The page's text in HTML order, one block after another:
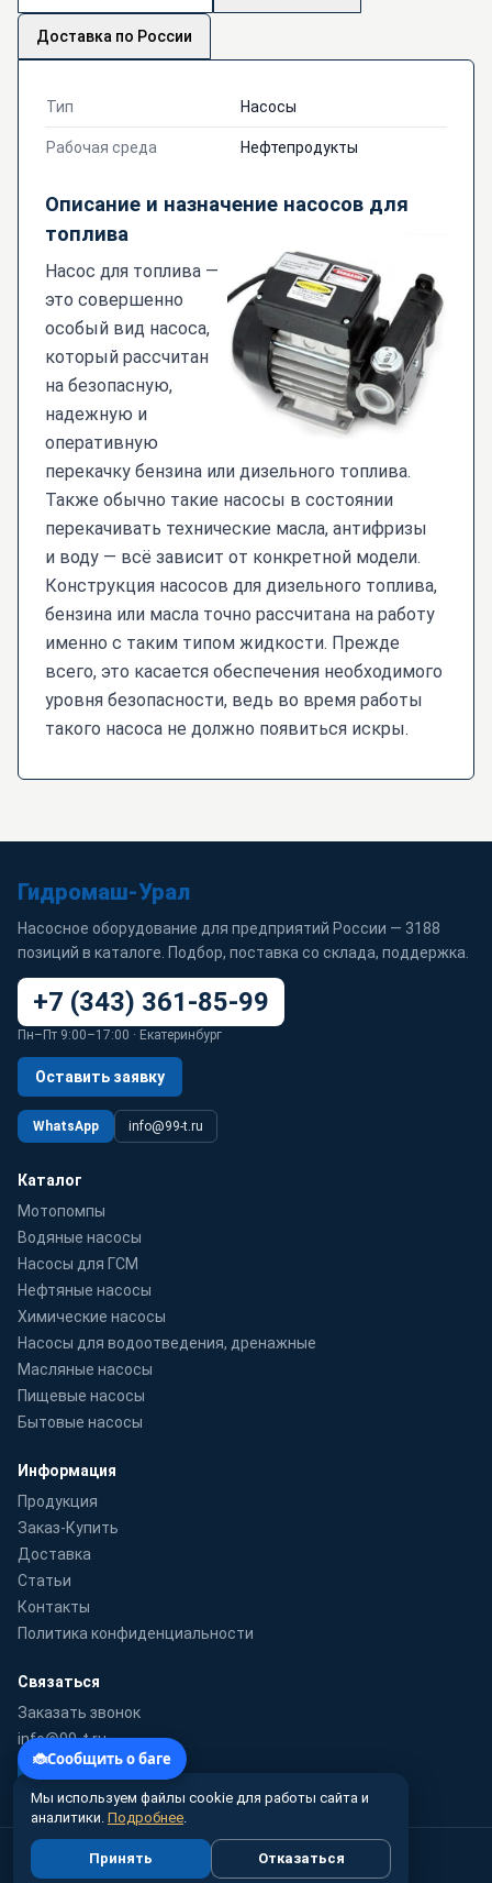
Доставка по России
Тип Насосы
Рабочая среда Нефтепродукты
Описание и назначение насосов для
топлива
Насос для топлива —
это совершенно
особый вид насоса,
который рассчитан
на безопасную,
надежную и
оперативную
перекачку бензина или дизельного топлива.
Также обычно такие насосы в состоянии
перекачивать технические масла, антифризы
и воду — всё зависит от конкретной модели.
Конструкция насосов для дизельного топлива,
бензина или масла точно рассчитана на работу
именно с таким типом жидкости. Прежде
всего, это касается обеспечения необходимого
уровня безопасности, ведь во время работы
такого насоса не должно появиться искры.
Гидромаш-Урал
Насосное оборудование для предприятий России — 3188
позиций в каталоге. Подбор, поставка со склада, поддержка.
+7 (343) 361-85-99
Пн–Пт 9:00–17:00 · Екатеринбург
Оставить заявку
WhatsApp info@99-t.ru
Каталог
Мотопомпы
Водяные насосы
Насосы для ГСМ
Нефтяные насосы
Химические насосы
Насосы для водоотведения, дренажные
Масляные насосы
Пищевые насосы
Бытовые насосы
Информация
Продукция
Заказ-Купить
Доставка
Статьи
Контакты
Политика конфиденциальности
Связаться
Заказать звонок
info@99-t.ru
WhatsApp
© 2010–2026 99-t.ru · Гидромаш-Урал — поставка насосного
оборудования по России
Мы используем файлы cookie для работы сайта и
аналитики. Подробнее.
Принять Отказаться